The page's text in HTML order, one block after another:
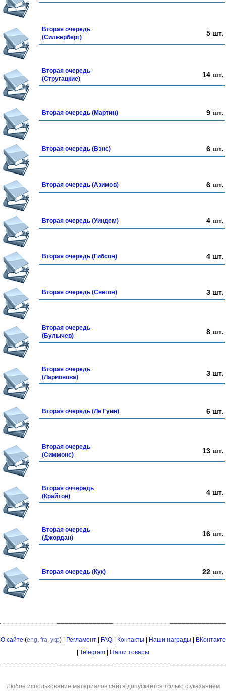
Вторая очередь
(Силверберг)
5 шт.
Вторая очередь
(Стругацкие)
14 шт.
Вторая очередь (Мартин) 9 шт.
Вторая очередь (Вэнс) 6 шт.
Вторая очередь (Азимов) 6 шт.
Вторая очередь (Уиндем) 4 шт.
Вторая очередь (Гибсон) 4 шт.
Вторая очередь (Снегов) 3 шт.
Вторая очередь
(Булычев)
8 шт.
Вторая очередь
(Ларионова)
3 шт.
Вторая очередь (Ле Гуин) 6 шт.
Вторая очередь
(Симмонс)
13 шт.
Вторая оччередь
(Крайтон)
4 шт.
Вторая очередь
(Джордан)
16 шт.
Вторая очередь (Кук) 22 шт.
О сайте (eng, fra, укр) | Регламент| FAQ| Контакты Наши награды
ВКонтакте
Telegram Наши товары
Любое использование материалов сайта допускается только с указанием